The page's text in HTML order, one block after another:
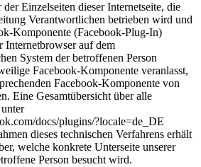
Einzelseiten dieser Internetseite, die
Verantwortlichen betrieben wird und
Komponente (Facebook-Plug-In)
auf dem
System der betroffenen Person
Facebook-Komponente veranlasst,
Facebook-Komponente von
Eine Gesamtübersicht über alle
docs/plugins/?locale=de_DE
dieses technischen Verfahrens erhält
welche konkrete Unterseite unserer
Person besucht wird.